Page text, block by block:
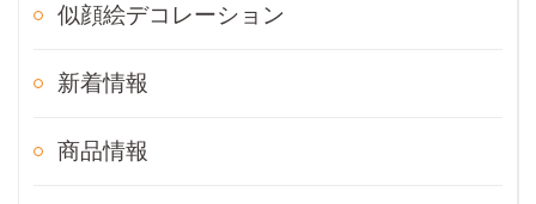
似顔絵デコレーション
新着情報
商品情報